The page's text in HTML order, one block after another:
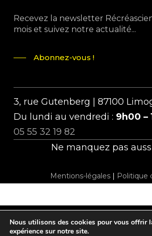
Recevez la newsletter
mois et suivez notre actualité...
Abonnez-vous !
3, rue Gutenberg | 87100
Du lundi au vendredi : 9h00 –
05 55 32 19 82
Ne manquez pas
Mentions-légales Politique
twitter facebook linkedin
Nous utilisons des cookies pour vous offrir
expérience sur notre site.